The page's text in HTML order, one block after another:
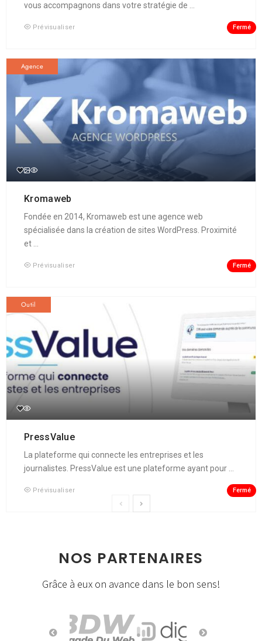
vous accompagnons dans votre stratégie de ...
Prévisualiser Fermé
Agence
Kromaweb
Fondée en 2014, Kromaweb est une agence web
spécialisée dans la création de sites WordPress. Proximité
et ...
Prévisualiser Fermé
Outil
PressValue
La plateforme qui connecte les entreprises et les
journalistes. PressValue est une plateforme ayant pour ...
Prévisualiser Fermé
NOS PARTENAIRES
Grâce à eux on avance dans le bon sens!